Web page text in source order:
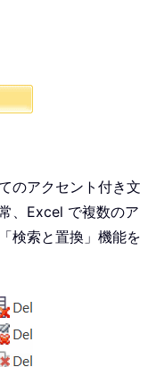
のアクセント付き文
、Excel で複数のア
検索と置換」機能を